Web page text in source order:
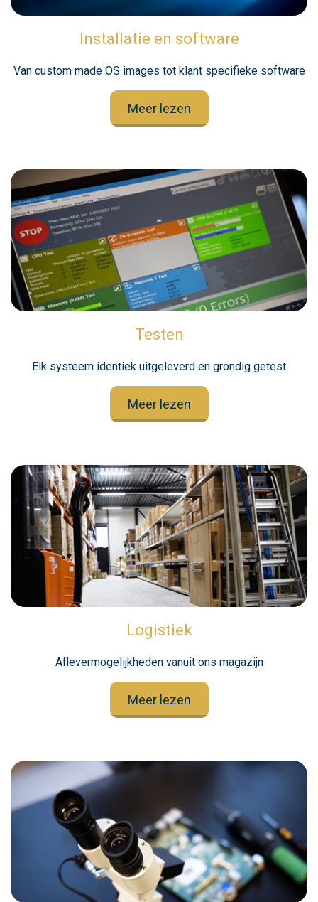
Installatie en software
Van custom made OS images tot klant specifieke software
Meer lezen
Testen
Elk systeem identiek uitgeleverd en grondig getest
Meer lezen
Logistiek
Aflevermogelijkheden vanuit ons magazijn
Meer lezen